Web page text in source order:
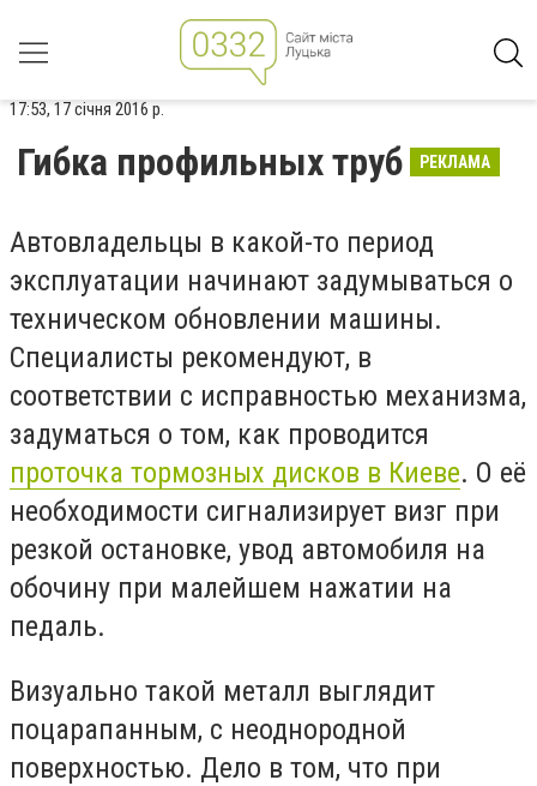
17:53, 17 січня 2016 р.
Гибка профильных труб РЕКЛАМА
Автовладельцы в какой-то период
эксплуатации начинают задумываться о
техническом обновлении машины.
Специалисты рекомендуют, в
соответствии с исправностью механизма,
задуматься о том, как проводится
проточка тормозных дисков в Киеве. О её
необходимости сигнализирует визг при
резкой остановке, увод автомобиля на
обочину при малейшем нажатии на
педаль.
Визуально такой металл выглядит
поцарапанным, с неоднородной
поверхностью. Дело в том, что при